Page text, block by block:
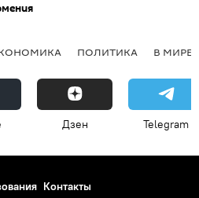
ПОЛИТИКА В МИРЕ
Дзен Telegram
Контакты